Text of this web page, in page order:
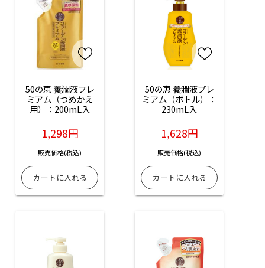
50の恵 養潤液プレ
ミアム（つめかえ
用）：200mL入
1,298円
販売価格(税込)
50の恵 養潤液プレ
ミアム（ボトル）：
230mL入
1,628円
販売価格(税込)